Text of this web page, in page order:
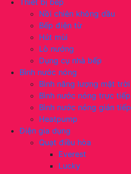
Thiết bị bếp
Nồi chiên không dầu
Bếp điện từ
Hút mùi
Lò nướng
Dụng cụ nhà bếp
Bình nước nóng
Bình năng lượng mặt trời
Bình nước nóng trực tiếp
Bình nước nóng gián tiếp
Heatpump
Điện gia dụng
Quạt điều hòa
Everest
Lucky